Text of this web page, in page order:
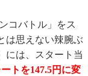
コバトル」をス
は思えない辣腕ぶ
には、スタート当
ートを147.5円に変